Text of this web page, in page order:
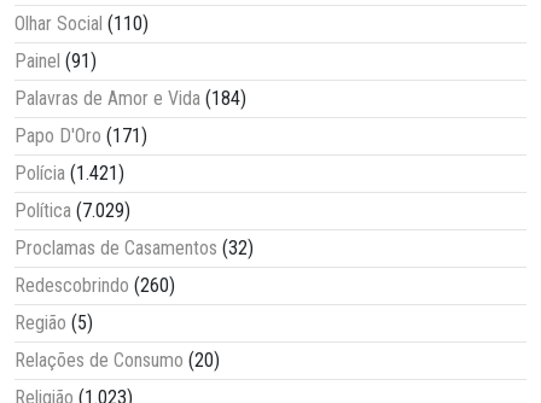
Olhar Social (110)
Painel (91)
Palavras de Amor e Vida (184)
Papo D'Oro (171)
Polícia (1.421)
Política (7.029)
Proclamas de Casamentos (32)
Redescobrindo (260)
Região (5)
Relações de Consumo (20)
Religião (1.023)